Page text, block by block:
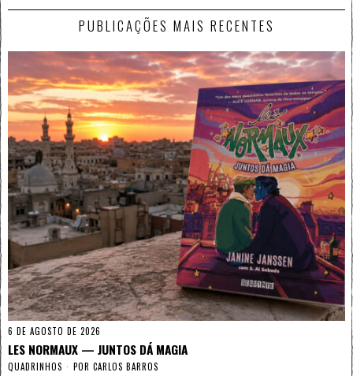
PUBLICAÇÕES MAIS RECENTES
6 DE AGOSTO DE 2026
LES NORMAUX — JUNTOS DÁ MAGIA
QUADRINHOS POR CARLOS BARROS